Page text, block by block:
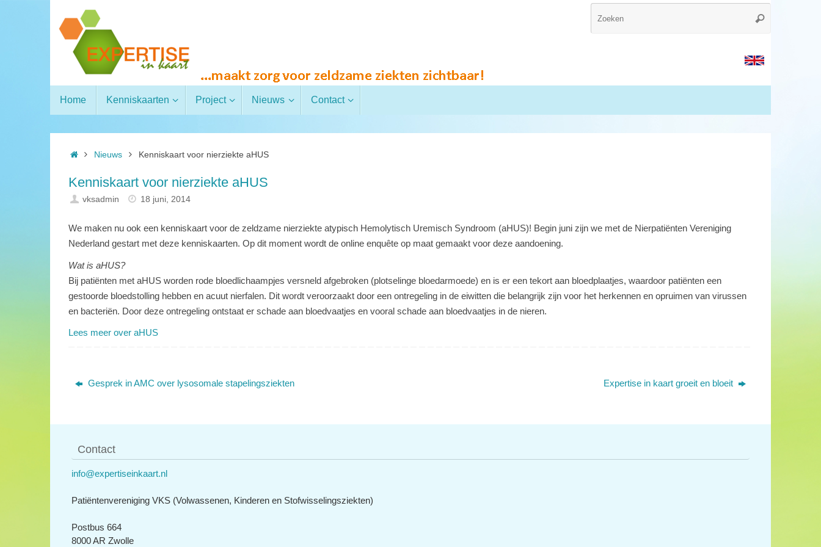
Home Kenniskaarten Project Nieuws Contact
Nieuws Kenniskaart voor nierziekte aHUS
Kenniskaart voor nierziekte aHUS
vksadmin 18 juni, 2014
We maken nu ook een kenniskaart voor de zeldzame nierziekte atypisch Hemolytisch Uremisch Syndroom (aHUS)! Begin juni zijn we met de Nierpatiënten Vereniging
Nederland gestart met deze kenniskaarten. Op dit moment wordt de online enquête op maat gemaakt voor deze aandoening.
Wat is aHUS?
Bij patiënten met aHUS worden rode bloedlichaampjes versneld afgebroken (plotselinge bloedarmoede) en is er een tekort aan bloedplaatjes, waardoor patiënten een
gestoorde bloedstolling hebben en acuut nierfalen. Dit wordt veroorzaakt door een ontregeling in de eiwitten die belangrijk zijn voor het herkennen en opruimen van virussen
en bacteriën. Door deze ontregeling ontstaat er schade aan bloedvaatjes en vooral schade aan bloedvaatjes in de nieren.
Lees meer over aHUS
Gesprek in AMC over lysosomale stapelingsziekten Expertise in kaart groeit en bloeit
Contact
info@expertiseinkaart.nl
Patiëntenvereniging VKS (Volwassenen, Kinderen en Stofwisselingsziekten)
Postbus 664
8000 AR Zwolle